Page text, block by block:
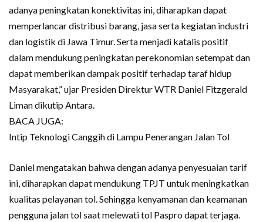
adanya peningkatan konektivitas ini, diharapkan dapat
memperlancar distribusi barang, jasa serta kegiatan industri
dan logistik di Jawa Timur. Serta menjadi katalis positif
dalam mendukung peningkatan perekonomian setempat dan
dapat memberikan dampak positif terhadap taraf hidup
Masyarakat,” ujar Presiden Direktur WTR Daniel Fitzgerald
Liman dikutip Antara.
BACA JUGA:
Intip Teknologi Canggih di Lampu Penerangan Jalan Tol
Daniel mengatakan bahwa dengan adanya penyesuaian tarif
ini, diharapkan dapat mendukung TPJT untuk meningkatkan
kualitas pelayanan tol. Sehingga kenyamanan dan keamanan
pengguna jalan tol saat melewati tol Paspro dapat terjaga.